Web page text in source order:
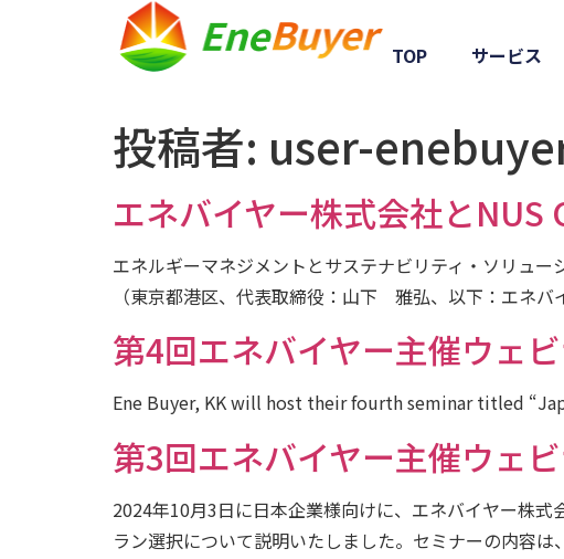
TOP サービス
投稿者: user-
エネバイヤー株式会社と
エネルギーマネジメントとサステナビリティ・ソリュ
（東京都港区、代表取締役：山下 雅弘、以下：エネ
第4回エネバイヤー主催ウェ
Ene Buyer, KK will host their fourth seminar titled
第3回エネバイヤー主催ウェ
2024年10月3日に日本企業様向けに、エネバイヤー株
ラン選択について説明いたしました。セミナーの内容